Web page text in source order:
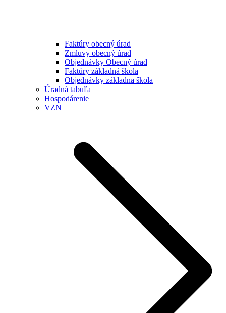
Faktúry obecný úrad
Zmluvy obecný úrad
Objednávky Obecný úrad
Faktúry základná škola
Objednávky základna škola
Úradná tabuľa
Hospodárenie
VZN